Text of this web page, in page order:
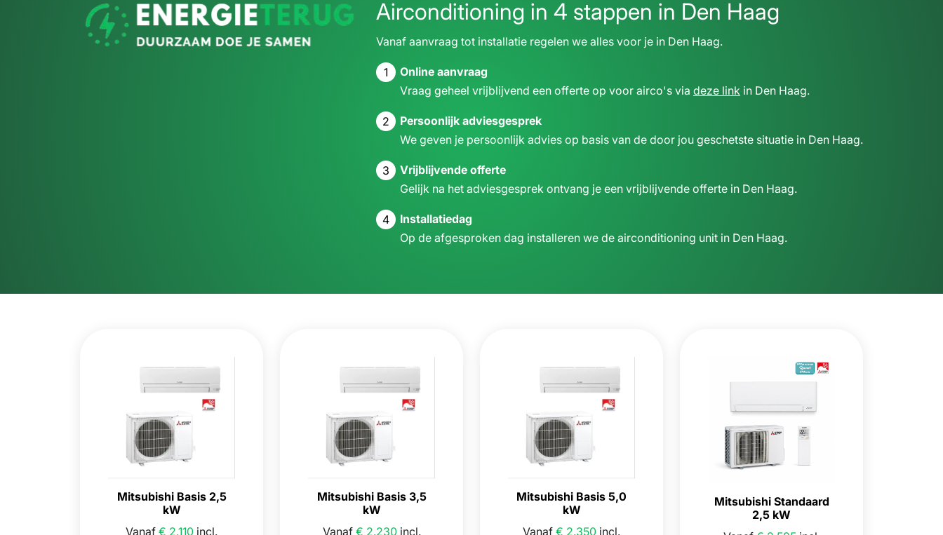
Airconditioning in 4 stappen in Den Haag
Vanaf aanvraag tot installatie regelen we alles voor je in Den Haag.
1
Online aanvraag
Vraag geheel vrijblijvend een offerte op voor airco's via deze link in Den Haag.
2
Persoonlijk adviesgesprek
We geven je persoonlijk advies op basis van de door jou geschetste situatie in Den Haag.
3
Vrijblijvende offerte
Gelijk na het adviesgesprek ontvang je een vrijblijvende offerte in Den Haag.
4
Installatiedag
Op de afgesproken dag installeren we de airconditioning unit in Den Haag.
Mitsubishi Basis 2,5
kW
Vanaf € 2.110 incl.
Mitsubishi Basis 3,5
kW
Vanaf € 2.230incl.
Mitsubishi Basis 5,0
kW
Vanaf € 2.350 incl.
Mitsubishi Standaard
2,5 kW